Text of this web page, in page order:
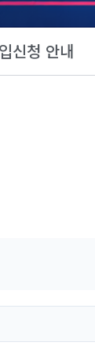
신청 안내